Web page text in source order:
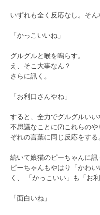
いずれも全く反応なし。そん
「かっこいいね」
グルグルと喉を鳴らす。
え、そこ大事なん？
さらに訊く。
「お利口さんやね」
すると、全力でグルグルいい
不思議なことに(?)これらの
ぞれの言葉に同じ反応をする。
続いて娘猫のピーちゃんに訊
ピーちゃんもやはり「かわ
く、 「かっこいい」も「お
「面白いね」